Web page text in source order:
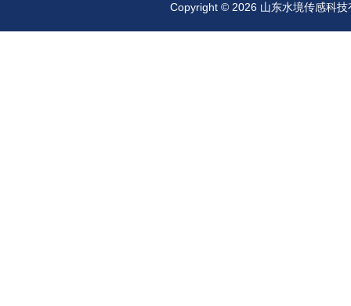
Copyright © 2026 山东水境传感科